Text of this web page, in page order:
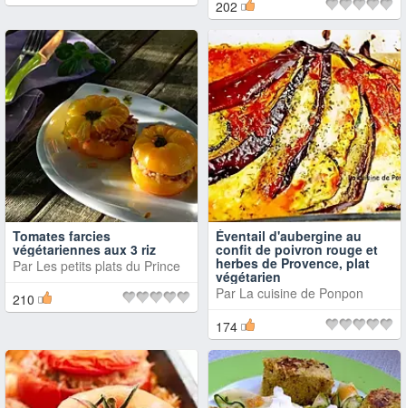
202
Tomates farcies
végétariennes aux 3 riz
Par Les petits plats du Prince
210
Éventail d'aubergine au
confit de poivron rouge et
herbes de Provence, plat
végétarien
Par La cuisine de Ponpon
174